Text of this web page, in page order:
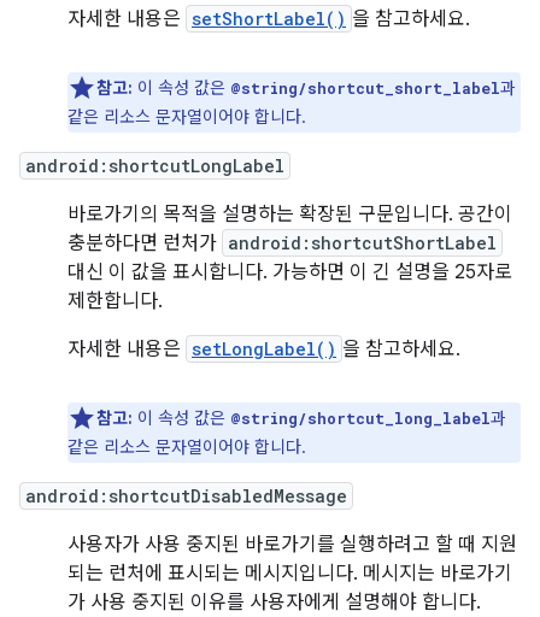
자세한 내용은 setShortLabel() 을 참고하세요.
참고: 이 속성 값은 @string/shortcut_short_label과
같은 리소스 문자열이어야 합니다.
android:shortcutLongLabel
바로가기의 목적을 설명하는 확장된 구문입니다. 공간이
충분하다면 런처가 android:shortcutShortLabel
대신 이 값을 표시합니다. 가능하면 이 긴 설명을 25자로
제한합니다.
자세한 내용은 setLongLabel() 을 참고하세요.
참고: 이 속성 값은 @string/shortcut_long_label과
같은 리소스 문자열이어야 합니다.
android:shortcutDisabledMessage
사용자가 사용 중지된 바로가기를 실행하려고 할 때 지원
되는 런처에 표시되는 메시지입니다. 메시지는 바로가기
가 사용 중지된 이유를 사용자에게 설명해야 합니다.